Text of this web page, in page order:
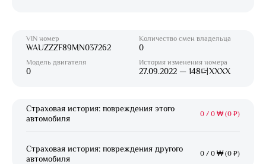
VIN номер
WAUZZZF89MN037262
Модель двигателя
0
Количество смен владельца
0
История изменения номера
27.09.2022 — 148더XXXX
Страховая история: повреждения этого
автомобиля
0 / 0 ₩ (0 ₽)
Страховая история: повреждения другого
автомобиля
0 / 0 ₩ (0 ₽)